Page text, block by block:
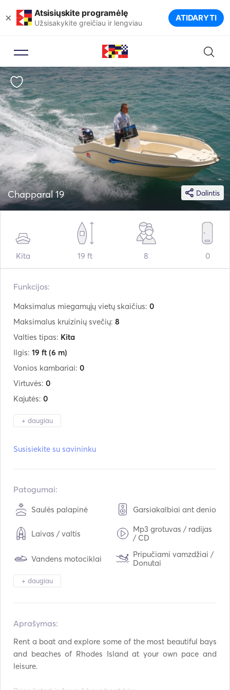
× Atsisiųskite programėlę
Užsisakykite greičiau ir lengviau ATIDARYTI
Dalintis
Chapparal 19
Kita 19 ft 8 0
Funkcijos:
Maksimalus miegamųjų vietų skaičius: 0
Maksimalus kruizinių svečių: 8
Valties tipas: Kita
Ilgis: 19 ft (6 m)
Vonios kambariai: 0
Virtuvės: 0
Kajutės: 0
+ daugiau
Perdarytas į:
Varikliai:
Kuro tipas:
Vartojimas: 20 L /val.
Maksimalus kreiserinis greitis:45 mazgai
Susisiekite su savininku
Patogumai:
Saulės palapinė Garsiakalbiai ant denio
Laivas / valtis
Mp3 grotuvas / radijas
/ CD
Vandens motociklai
Pripučiami vamzdžiai /
Donutai
Žvejybos lazda
Kneeboard
+ daugiau
Aprašymas:
Rent a boat and explore some of the most beautiful bays
and beaches of Rhodes Island at your own pace and
leisure.